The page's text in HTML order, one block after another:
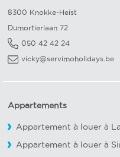
8300 Knokke-Heist
Dumortierlaan 72
050 42 42 24
vicky@servimoholidays.be
Appartements
Appartement à louer à
Appartement à louer à